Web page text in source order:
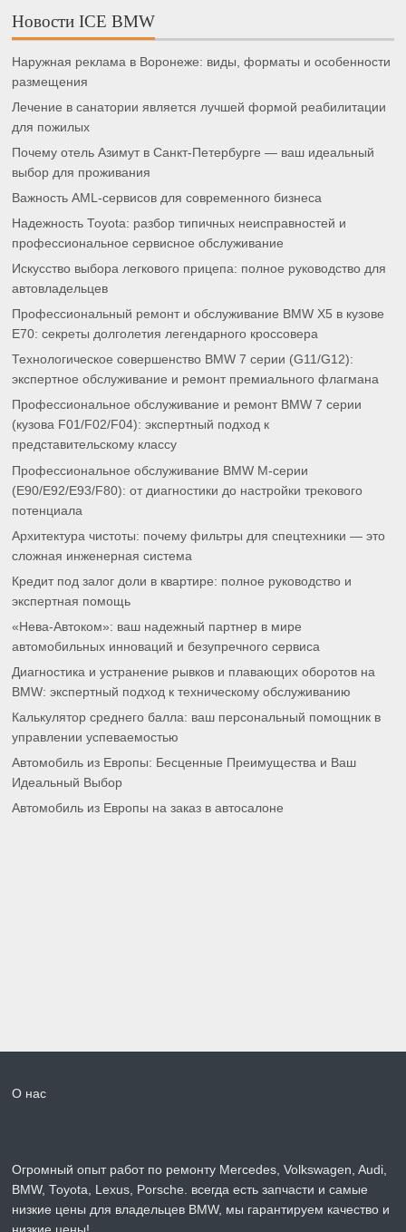
Новости ICE BMW
Наружная реклама в Воронеже: виды, форматы и особенности
размещения
Лечение в санатории является лучшей формой реабилитации
для пожилых
Почему отель Азимут в Санкт-Петербурге — ваш идеальный
выбор для проживания
Важность AML-сервисов для современного бизнеса
Надежность Toyota: разбор типичных неисправностей и
профессиональное сервисное обслуживание
Искусство выбора легкового прицепа: полное руководство для
автовладельцев
Профессиональный ремонт и обслуживание BMW X5 в кузове
E70: секреты долголетия легендарного кроссовера
Технологическое совершенство BMW 7 серии (G11/G12):
экспертное обслуживание и ремонт премиального флагмана
Профессиональное обслуживание и ремонт BMW 7 серии
(кузова F01/F02/F04): экспертный подход к
представительскому классу
Профессиональное обслуживание BMW M-серии
(E90/E92/E93/F80): от диагностики до настройки трекового
потенциала
Архитектура чистоты: почему фильтры для спецтехники — это
сложная инженерная система
Кредит под залог доли в квартире: полное руководство и
экспертная помощь
«Нева-Автоком»: ваш надежный партнер в мире
автомобильных инноваций и безупречного сервиса
Диагностика и устранение рывков и плавающих оборотов на
BMW: экспертный подход к техническому обслуживанию
Калькулятор среднего балла: ваш персональный помощник в
управлении успеваемостью
Автомобиль из Европы: Бесценные Преимущества и Ваш
Идеальный Выбор
Автомобиль из Европы на заказ в автосалоне
О нас
Огромный опыт работ по ремонту Mercedes, Volkswagen, Audi,
BMW, Toyota, Lexus, Porsche. всегда есть запчасти и самые
низкие цены для владельцев BMW, мы гарантируем качество и